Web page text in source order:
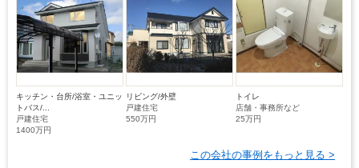
キッチン・台所/浴室・ユニッ
トバス/...
戸建住宅
1400万円
リビング/外壁
戸建住宅
550万円
トイレ
店舗・事務所など
25万円
この会社の事例をもっと見る >